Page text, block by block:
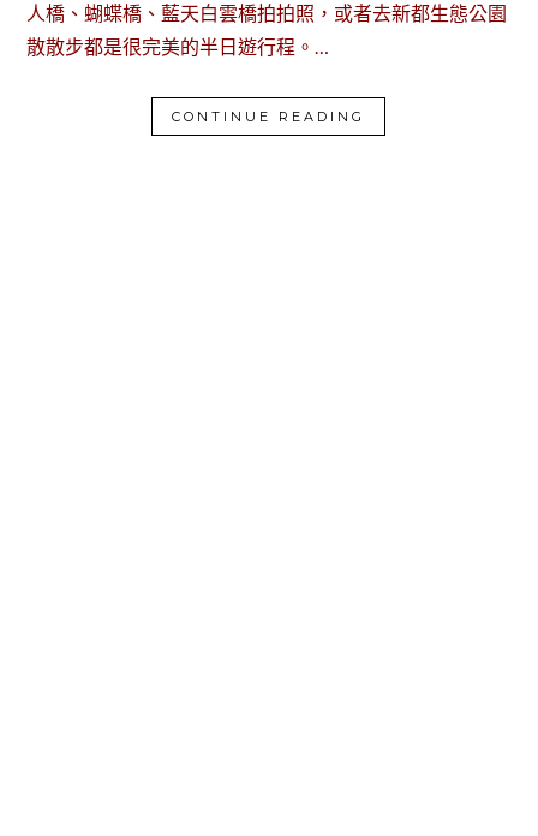
人橋、蝴蝶橋、藍天白雲橋拍拍照，或者去新都生態公園
散散步都是很完美的半日遊行程。…
CONTINUE READING